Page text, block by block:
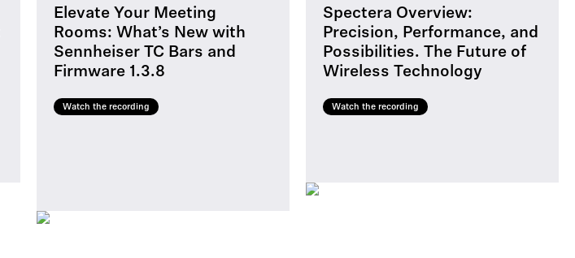
Elevate Your Meeting
Rooms: What’s New with
Sennheiser TC Bars and
Firmware 1.3.8
Watch the recording
Spectera Overview:
Precision, Performance, and
Possibilities. The Future of
Wireless Technology
Watch the recording